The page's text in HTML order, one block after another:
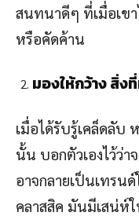
สนทนาดีๆ ที่เมื่อเขา
หรือคัดค้าน
มองให้กว้าง สิ่ง
เมื่อได้รับรู้เคล็ดลับ
นั้น บอกตัวเองไว้ว่า
อาจกลายเป็นเทรน
คลาสสิค มันมีเสน่ห์